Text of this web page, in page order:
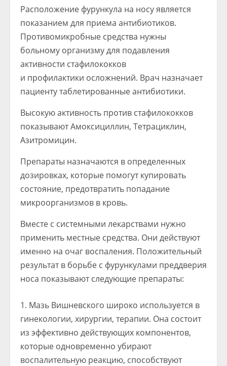
Расположение фурункула на носу является
показанием для приема антибиотиков.
Противомикробные средства нужны
больному организму для подавления
активности стафилококков
и профилактики осложнений. Врач назначает
пациенту таблетированные антибиотики.
Высокую активность против стафилококков
показывают Амоксициллин, Тетрациклин,
Азитромицин.
Препараты назначаются в определенных
дозировках, которые помогут купировать
состояние, предотвратить попадание
микроорганизмов в кровь.
Вместе с системными лекарствами нужно
применить местные средства. Они действуют
именно на очаг воспаления. Положительный
результат в борьбе с фурункулами преддверия
носа показывают следующие препараты:
Мазь Вишневского широко используется в
гинекологии, хирургии, терапии. Она состоит
из эффективно действующих компонентов,
которые одновременно убирают
воспалительную реакцию, способствуют